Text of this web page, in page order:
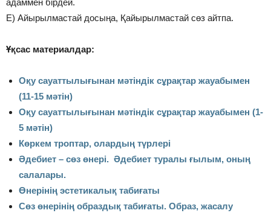
адаммен бірдей.
E) Айырылмастай досыңа, Қайырылмастай сөз айтпа.
Ұқсас материалдар:
Оқу сауаттылығынан мәтіндік сұрақтар жауабымен
(11-15 мәтін)
Оқу сауаттылығынан мәтіндік сұрақтар жауабымен (1-
5 мәтін)
Көркем троптар, олардың түрлері
Әдебиет – сөз өнері. Әдебиет туралы ғылым, оның
салалары.
Өнерінің эстетикалық табиғаты
Сөз өнерінің образдық табиғаты. Образ, жасалу